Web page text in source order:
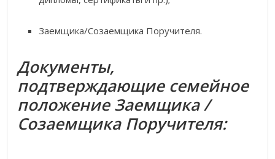
Заемщика/Созаемщика Поручителя.
Документы,
подтверждающие семейное
положение Заемщика /
Созаемщика Поручителя: